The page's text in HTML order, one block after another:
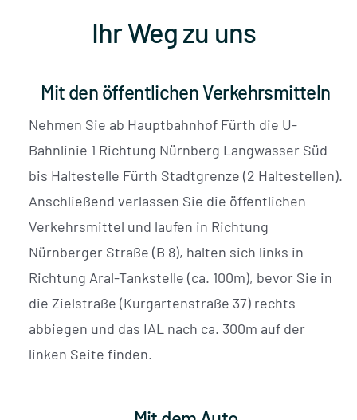
Ihr Weg zu uns
Mit den öffentlichen Verkehrsmitteln
Nehmen Sie ab Hauptbahnhof Fürth die U-
Bahnlinie 1 Richtung Nürnberg Langwasser Süd
bis Haltestelle Fürth Stadtgrenze (2 Haltestellen).
Anschließend verlassen Sie die öffentlichen
Verkehrsmittel und laufen in Richtung
Nürnberger Straße (B 8), halten sich links in
Richtung Aral-Tankstelle (ca. 100m), bevor Sie in
die Zielstraße (Kurgartenstraße 37) rechts
abbiegen und das IAL nach ca. 300m auf der
linken Seite finden.